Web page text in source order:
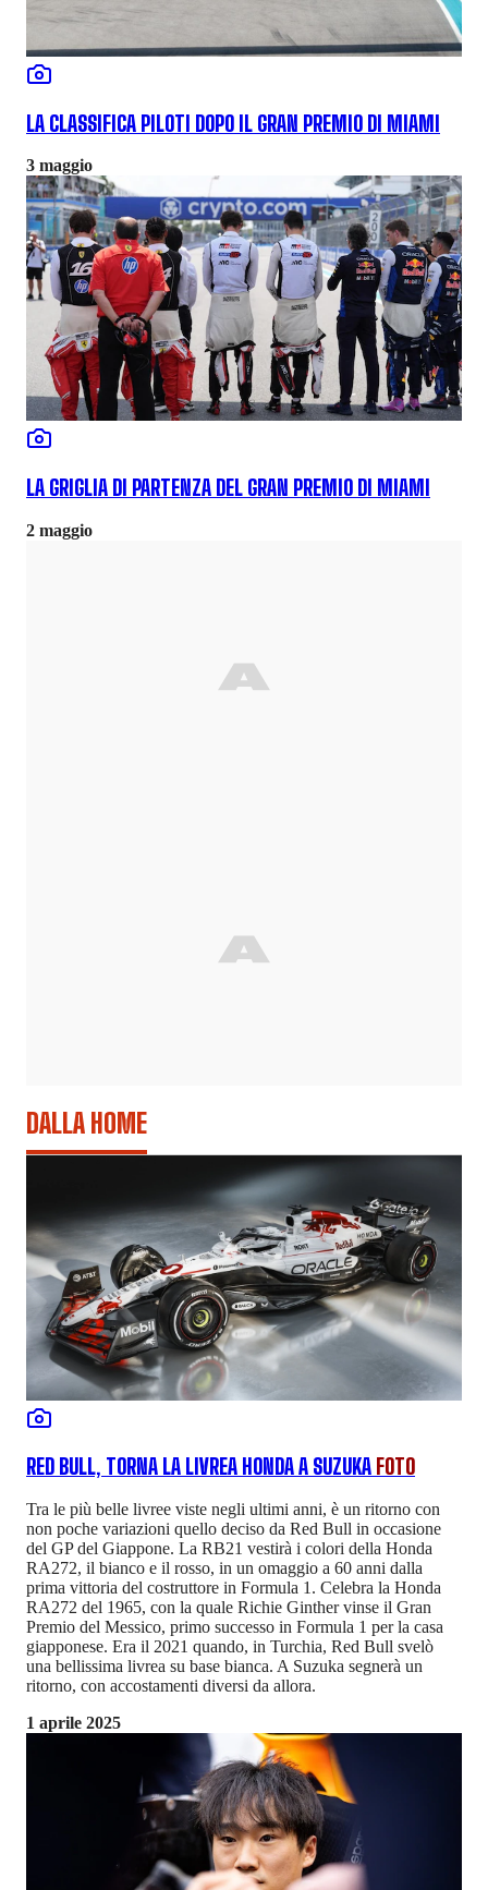
LA CLASSIFICA PILOTI DOPO IL GRAN PREMIO DI MIAMI
3 maggio
LA GRIGLIA DI PARTENZA DEL GRAN PREMIO DI MIAMI
2 maggio
DALLA HOME
RED BULL, TORNA LA LIVREA HONDA A SUZUKA FOTO
Tra le più belle livree viste negli ultimi anni, è un ritorno con
non poche variazioni quello deciso da Red Bull in occasione
del GP del Giappone. La RB21 vestirà i colori della Honda
RA272, il bianco e il rosso, in un omaggio a 60 anni dalla
prima vittoria del costruttore in Formula 1. Celebra la Honda
RA272 del 1965, con la quale Richie Ginther vinse il Gran
Premio del Messico, primo successo in Formula 1 per la casa
giapponese. Era il 2021 quando, in Turchia, Red Bull svelò
una bellissima livrea su base bianca. A Suzuka segnerà un
ritorno, con accostamenti diversi da allora.
1 aprile 2025